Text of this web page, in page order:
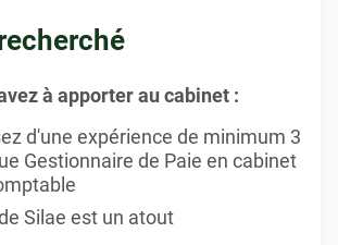
à apporter au cabinet :
d'une expérience de minimum 3
Gestionnaire de Paie en cabinet
Silae est un atout